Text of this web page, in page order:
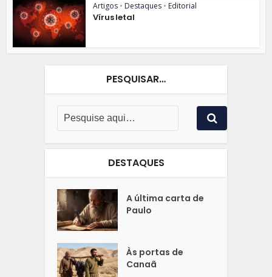
Artigos • Destaques • Editorial
Vírus letal
PESQUISAR…
DESTAQUES
A última carta de
Paulo
Às portas de
Canaã